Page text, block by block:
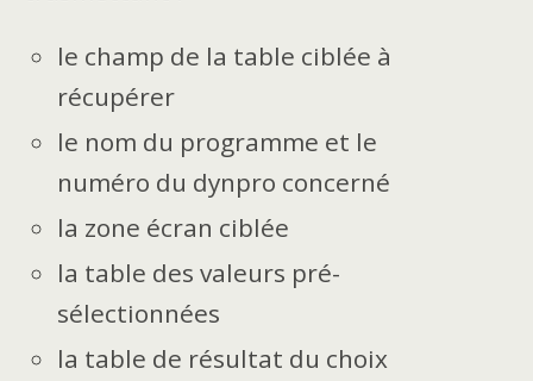
le champ de la table ciblée à
récupérer
le nom du programme et le
numéro du dynpro concerné
la zone écran ciblée
la table des valeurs pré-
sélectionnées
la table de résultat du choix